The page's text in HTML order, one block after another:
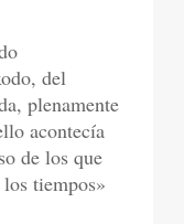
del
plenamente
acontecía
de los que
tiempos»